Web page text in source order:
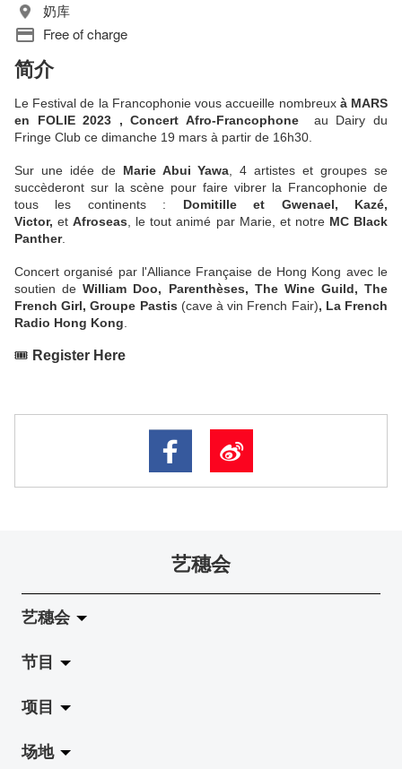
奶库
Free of charge
简介
Le Festival de la Francophonie vous accueille nombreux à MARS
en FOLIE 2023 , Concert Afro-Francophoneau Dairy du
Fringe Club ce dimanche 19 mars à partir de 16h30.
Sur une idée de Marie Abui Yawa, 4 artistes et groupes se
succèderont sur la scène pour faire vibrer la Francophonie de
tous les continents : Domitille et Gwenael, Kazé,
Victor, etAfroseas, le tout animé par Marie, et notre MC Black
Panther.
Concert organisé par l'Alliance Française de Hong Kong avec le
soutien deWilliam Doo, Parenthèses, The Wine Guild, The
French Girl, Groupe Pastis (cave à vin French Fair), La French
Radio Hong Kong.
🎟️ Register Here
艺穗会
艺穗会
关于艺穗会
艺穗会的演化
使命与宗旨
节目
拉阔
展览
项目
Jazz-Go-Central, Jazz-Go-Fringe
场地